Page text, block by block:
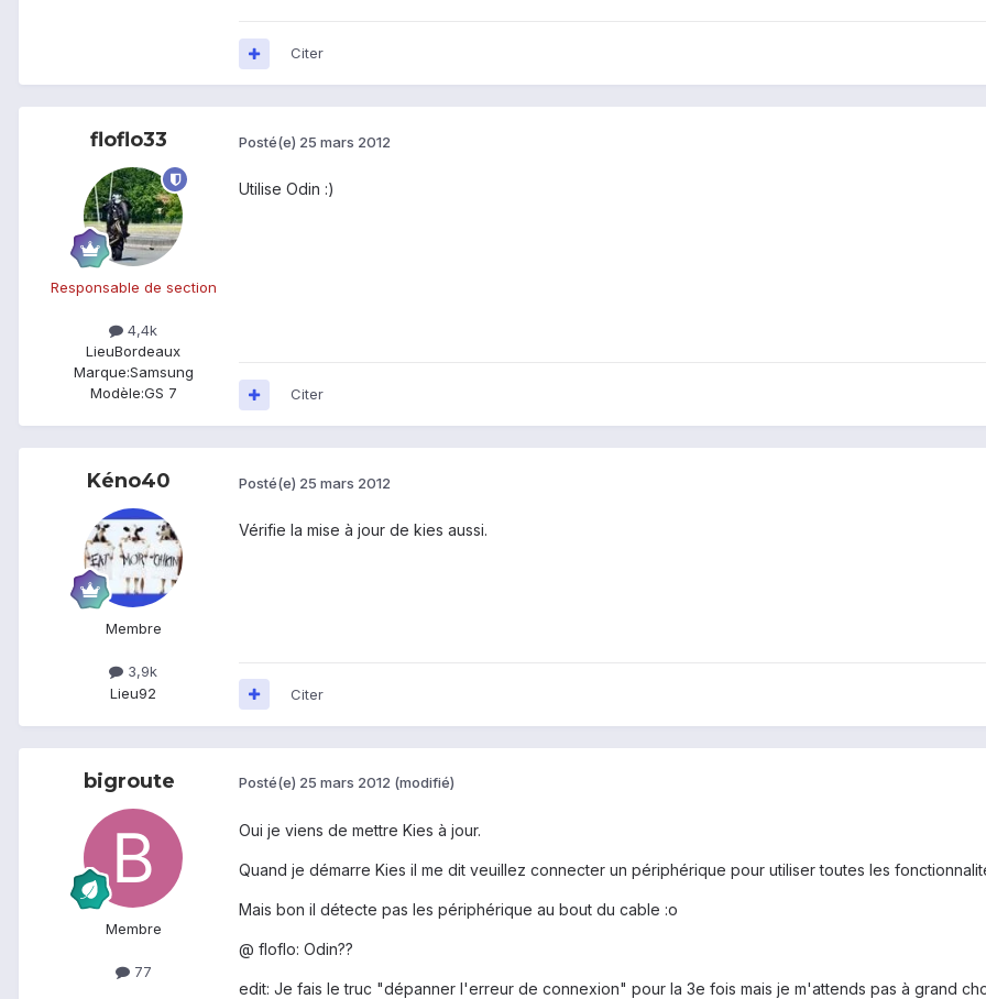
Citer
floflo33
Responsable de section
4,4k
LieuBordeaux
Marque:Samsung
Modèle:GS 7
Posté(e) 25 mars 2012
Utilise Odin :)
Citer
Kéno40
Membre
3,9k
Lieu92
Posté(e) 25 mars 2012
Vérifie la mise à jour de kies aussi.
Citer
bigroute
Membre
77
Posté(e) 25 mars 2012 (modifié)
Oui je viens de mettre Kies à jour.
Quand je démarre Kies il me dit veuillez connecter un périphérique pour utiliser toutes les
Mais bon il détecte pas les périphérique au bout du cable :o
@ floflo: Odin??
edit: Je fais le truc "dépanner l'erreur de connexion" pour la 3e fois mais je m'attends pas à grand